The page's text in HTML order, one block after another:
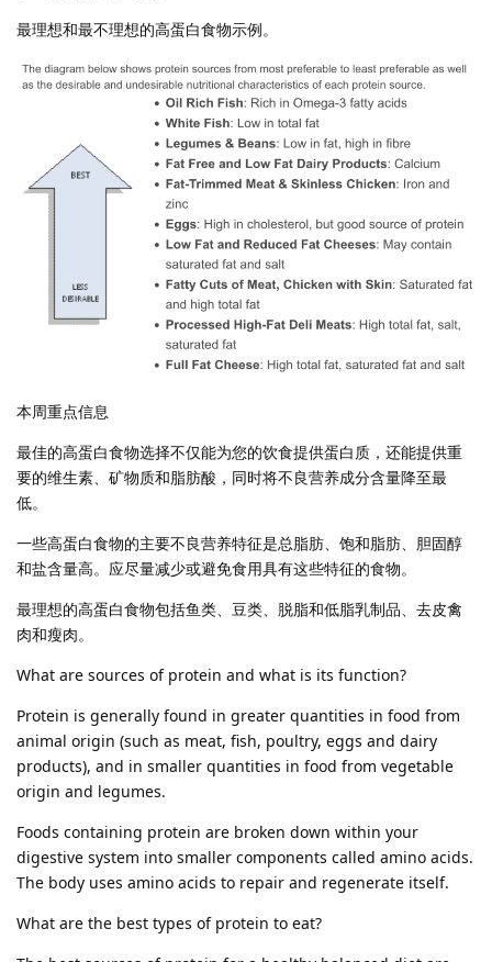
最理想和最不理想的高蛋白食物示例。
本周重点信息
最佳的高蛋白食物选择不仅能为您的饮食提供蛋白质，还能提供重
要的维生素、矿物质和脂肪酸，同时将不良营养成分含量降至最
低。
一些高蛋白食物的主要不良营养特征是总脂肪、饱和脂肪、胆固醇
和盐含量高。应尽量减少或避免食用具有这些特征的食物。
最理想的高蛋白食物包括鱼类、豆类、脱脂和低脂乳制品、去皮禽
肉和瘦肉。
What are sources of protein and what is its function?
Protein is generally found in greater quantities in food from
animal origin (such as meat, fish, poultry, eggs and dairy
products), and in smaller quantities in food from vegetable
origin and legumes.
Foods containing protein are broken down within your
digestive system into smaller components called amino acids.
The body uses amino acids to repair and regenerate itself.
What are the best types of protein to eat?